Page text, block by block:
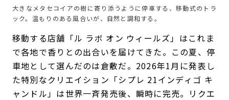
大きなメタセコイアの樹に寄り添うように停車する、移動式のトラ
ック。温もりのある風合いが、自然と調和する。
移動する店舗「ル ラボ オン ウィールズ」はこれま
で各地で香りとの出合いを届けてきた。この夏、停
車地として選んだのは倉敷だ。2026年1月に発表し
た特別なクリエイション「シプレ 21インディゴ キ
ャンドル」は世界一斉発売後、瞬時に完売。リクエ